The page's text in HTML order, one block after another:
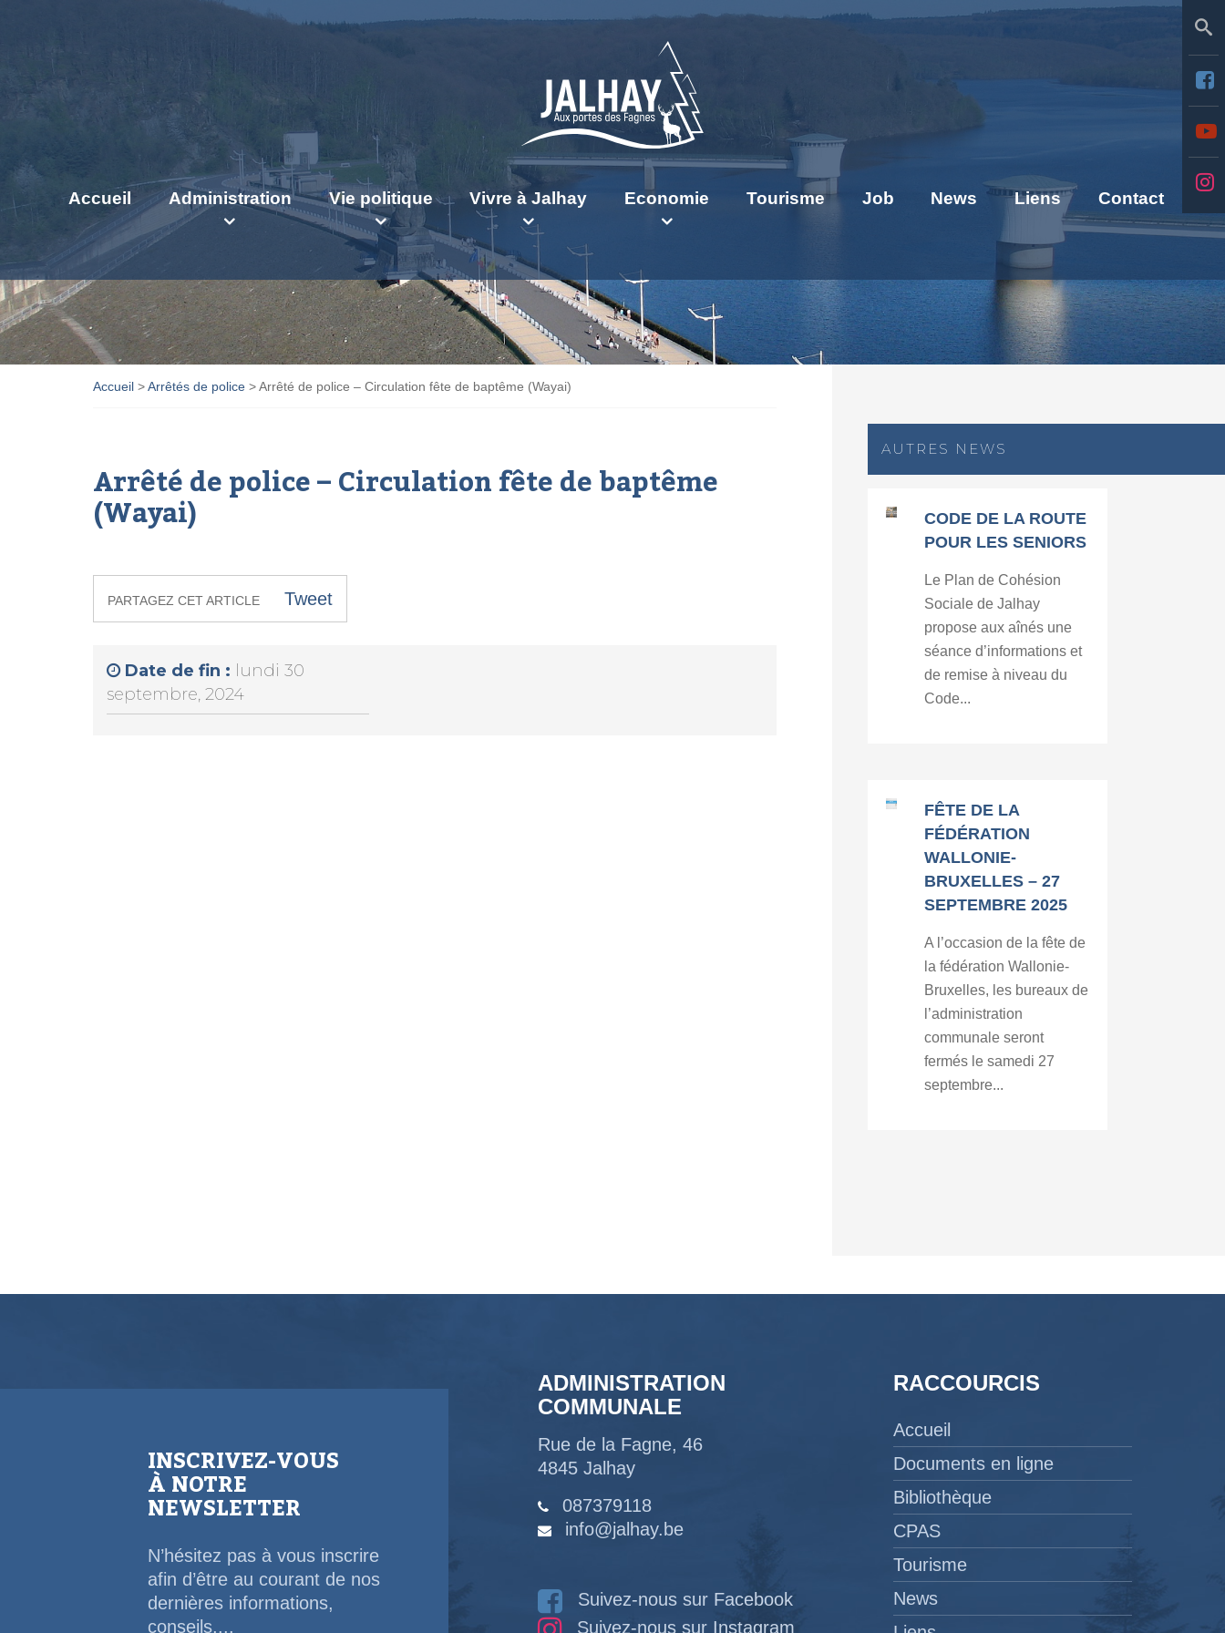
Accueil Administration Vie politique Vivre à Jalhay Economie Tourisme Job News Liens Contact
Accueil >Arrêtés de police >Arrêté de police – Circulation fête de baptême (Wayai)
Arrêté de police – Circulation fête de baptême
(Wayai)
PARTAGEZ CET ARTICLE Tweet
Date de fin : lundi 30
septembre, 2024
AUTRES NEWS
CODE DE LA ROUTE
POUR LES SENIORS
Le Plan de Cohésion
Sociale de Jalhay
propose aux aînés une
séance d’informations et
de remise à niveau du
Code...
FÊTE DE LA
FÉDÉRATION
WALLONIE-
BRUXELLES – 27
SEPTEMBRE 2025
A l’occasion de la fête de
la fédération Wallonie-
Bruxelles, les bureaux de
l’administration
communale seront
fermés le samedi 27
septembre...
INSCRIVEZ-VOUS
À NOTRE
NEWSLETTER
N’hésitez pas à vous inscrire
afin d’être au courant de nos
dernières informations,
conseils,...
ADMINISTRATION
COMMUNALE
Rue de la Fagne, 46
4845 Jalhay
087379118
info@jalhay.be
Suivez-nous sur Facebook
Suivez-nous sur Instagram
RACCOURCIS
Accueil
Documents en ligne
Bibliothèque
CPAS
Tourisme
News